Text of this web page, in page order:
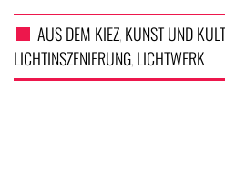
AUS DEM KIEZ, KUNST UND
LICHTINSZENIERUNG, LICHTWERK